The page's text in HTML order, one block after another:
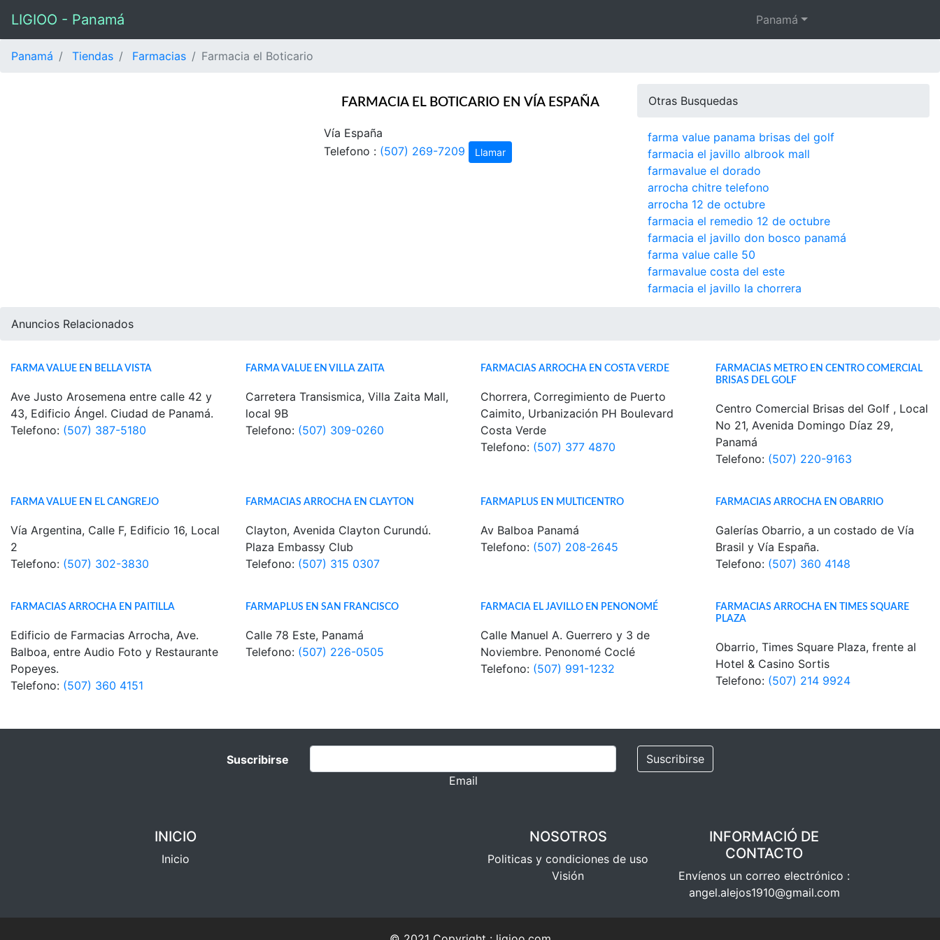
LIGIOO - Panamá Panamá
Panamá Tiendas Farmacias Farmacia el Boticario
FARMACIA EL BOTICARIO EN VÍA ESPAÑA
Vía España
Telefono : (507) 269-7209 Llamar
Otras Busquedas
farma value panama brisas del golf
farmacia el javillo albrook mall
farmavalue el dorado
arrocha chitre telefono
arrocha 12 de octubre
farmacia el remedio 12 de octubre
farmacia el javillo don bosco panamá
farma value calle 50
farmavalue costa del este
farmacia el javillo la chorrera
Anuncios Relacionados
FARMA VALUE EN BELLA VISTA
Ave Justo Arosemena entre calle 42 y
43, Edificio Ángel. Ciudad de Panamá.
Telefono: (507) 387-5180
FARMA VALUE EN VILLA ZAITA
Carretera Transismica, Villa Zaita Mall,
local 9B
Telefono: (507) 309-0260
FARMACIAS ARROCHA EN COSTA VERDE
Chorrera, Corregimiento de Puerto
Caimito, Urbanización PH Boulevard
Costa Verde
Telefono: (507) 377 4870
FARMACIAS METRO EN CENTRO COMERCIAL
BRISAS DEL GOLF
Centro Comercial Brisas del Golf , Local
No 21, Avenida Domingo Díaz 29,
Panamá
Telefono: (507) 220-9163
FARMA VALUE EN EL CANGREJO
Vía Argentina, Calle F, Edificio 16, Local
2
Telefono: (507) 302-3830
FARMACIAS ARROCHA EN CLAYTON
Clayton, Avenida Clayton Curundú.
Plaza Embassy Club
Telefono: (507) 315 0307
FARMAPLUS EN MULTICENTRO
Av Balboa Panamá
Telefono: (507) 208-2645
FARMACIAS ARROCHA EN OBARRIO
Galerías Obarrio, a un costado de Vía
Brasil y Vía España.
Telefono: (507) 360 4148
FARMACIAS ARROCHA EN PAITILLA
Edificio de Farmacias Arrocha, Ave.
Balboa, entre Audio Foto y Restaurante
Popeyes.
Telefono: (507) 360 4151
FARMAPLUS EN SAN FRANCISCO
Calle 78 Este, Panamá
Telefono: (507) 226-0505
FARMACIA EL JAVILLO EN PENONOMÉ
Calle Manuel A. Guerrero y 3 de
Noviembre. Penonomé Coclé
Telefono: (507) 991-1232
FARMACIAS ARROCHA EN TIMES SQUARE
PLAZA
Obarrio, Times Square Plaza, frente al
Hotel & Casino Sortis
Telefono: (507) 214 9924
Suscribirse
Email
Suscribirse
INICIO
Inicio
NOSOTROS
Politicas y condiciones de uso
Visión
INFORMACIÓ DE
CONTACTO
Envíenos un correo electrónico :
angel.alejos1910@gmail.com